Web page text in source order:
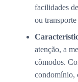
facilidades
ou
atenção, a
cômodos.
condomínio,